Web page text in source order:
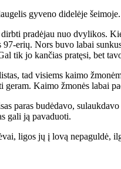
gy­ve­no di­de­lė­je
pra­dė­jau nuo dvy­li­kos.
97-erių. Nors bu­vo la­bai
tik jo kan­čias pra­tę­si, bet
tad vi­siems kai­mo
Kai­mo žmo­nės la­bai
pa­ras bu­dė­da­vo,
ga­li ją pa­va­duo­ti.
li­gos jų į lo­vą ne­pa­gul­dė,